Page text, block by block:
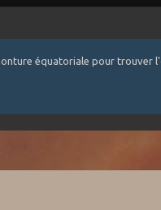
équatoriale pour trouver